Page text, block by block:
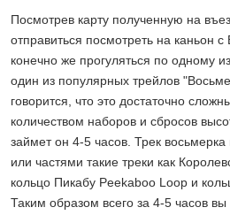
Посмотрев карту полученную на
отправиться посмотреть на каньон
конечно же прогуляться по одному
один из популярных трейлов
говорится, что это достаточно
количеством наборов и сбросов
займет он 4-5 часов. Трек
или частями такие треки как
кольцо Пикабу Peekaboo Loop и
Таким образом всего за 4-5 часов вы